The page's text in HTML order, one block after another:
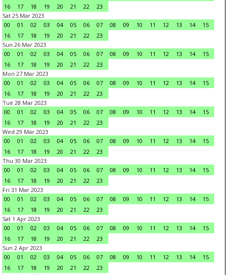
16
17 18 19 20 21 22
23
Sat 25 Mar 2023
00
01 02 03 04 05 06 07 08 09 10 11 12 13 14
15
16
17 18 19 20 21 22
23
Sun 26 Mar 2023
00
01 02 03 04 05 06 07 08 09 10 11 12 13 14
15
16
17 18 19 20 21 22
23
Mon 27 Mar 2023
00
01 02 03 04 05 06 07 08 09 10 11 12 13 14
15
16
17 18 19 20 21 22
23
Tue 28 Mar 2023
00
01 02 03 04 05 06 07 08 09 10 11 12 13 14
15
16
17 18 19 20 21 22
23
Wed 29 Mar 2023
00
01 02 03 04 05 06 07 08 09 10 11 12 13 14
15
16
17 18 19 20 21 22
23
Thu 30 Mar 2023
00
01 02 03 04 05 06 07 08 09 10 11 12 13 14
15
16
17 18 19 20 21 22
23
Fri 31 Mar 2023
00
01 02 03 04 05 06 07 08 09 10 11 12 13 14
15
16
17 18 19 20 21 22
23
Sat 1 Apr 2023
00
01 02 03 04 05 06 07 08 09 10 11 12 13 14
15
16
17 18 19 20 21 22
23
Sun 2 Apr 2023
00
01 02 03 04 05 06 07 08 09 10 11 12 13 14
15
16
17 18 19 20 21 22
23